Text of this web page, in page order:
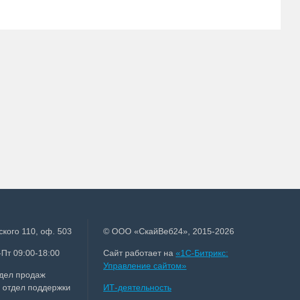
110, оф. 503
09:00-18:00
продаж
отдел поддержки
© ООО «СкайВеб24», 2015-2026
Сайт работает на «1С-Битрикс:
Управление сайтом»
ИТ-деятельность